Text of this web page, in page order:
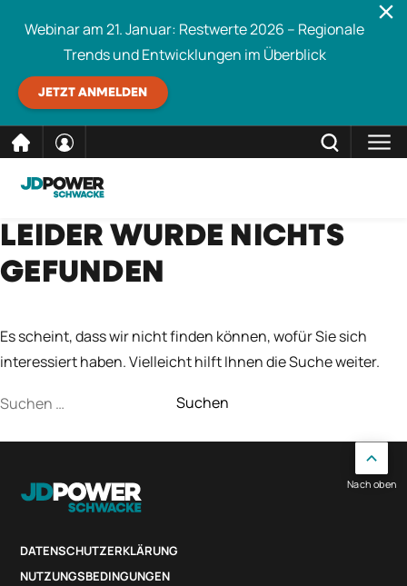
direkt
zum
Inhalt
Webinar am 21. Januar: Restwerte 2026 – Regionale
Trends und Entwicklungen im Überblick
JETZT ANMELDEN
Schwacke durchsuchen SCHLIESSEN
LEIDER WURDE NICHTS
GEFUNDEN
Es scheint, dass wir nicht finden können, wofür Sie sich
interessiert haben. Vielleicht hilft Ihnen die Suche weiter.
Suchen
DATENSCHUTZERKLÄRUNG
NUTZUNGSBEDINGUNGEN
Nach oben